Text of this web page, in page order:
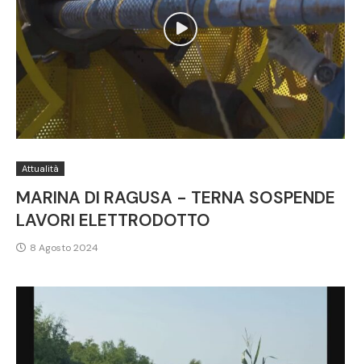
Attualità
MARINA DI RAGUSA - TERNA SOSPENDE
LAVORI ELETTRODOTTO
8 Agosto 2024